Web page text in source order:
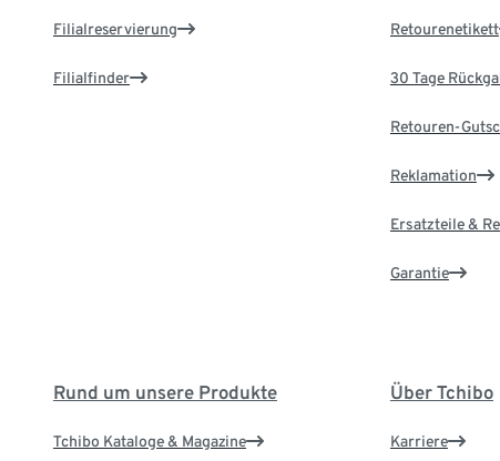
Filialreservierung
Filialfinder
Retourenetikett
30 Tage
Retouren-
Reklamation
Ersatzteile &
Garantie
Rund um unsere Produkte
Tchibo Kataloge & Magazine
Über Tchibo
Karriere